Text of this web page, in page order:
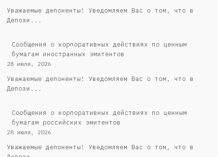
Уважаемые депоненты! Уведомляем Вас о том, что в
Депози...
Сообщения о корпоративных действиях по ценным
бумагам иностранных эмитентов
28 июля, 2026
Уважаемые депоненты! Уведомляем Вас о том, что в
Депози...
Cообщения о корпоративных действиях по ценным
бумагам российских эмитентов
28 июля, 2026
Уважаемые депоненты! Уведомляем Вас о том, что в